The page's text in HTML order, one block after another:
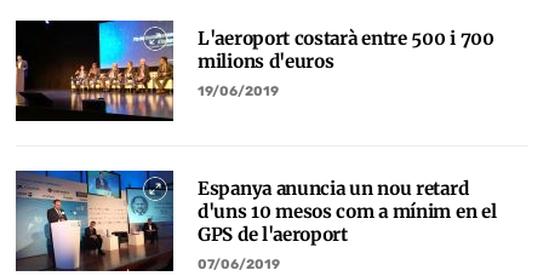
L'aeroport costarà entre 500 i 700
milions d'euros
19/06/2019
Espanya anuncia un nou retard
d'uns 10 mesos com a mínim en el
GPS de l'aeroport
07/06/2019